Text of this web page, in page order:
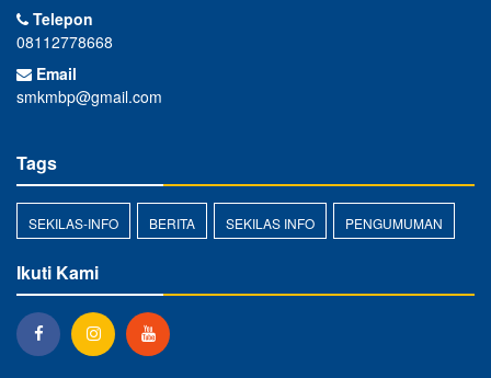
Telepon
08112778668
Email
smkmbp@gmail.com
Tags
SEKILAS-INFO BERITA SEKILAS INFO PENGUMUMAN
Ikuti Kami